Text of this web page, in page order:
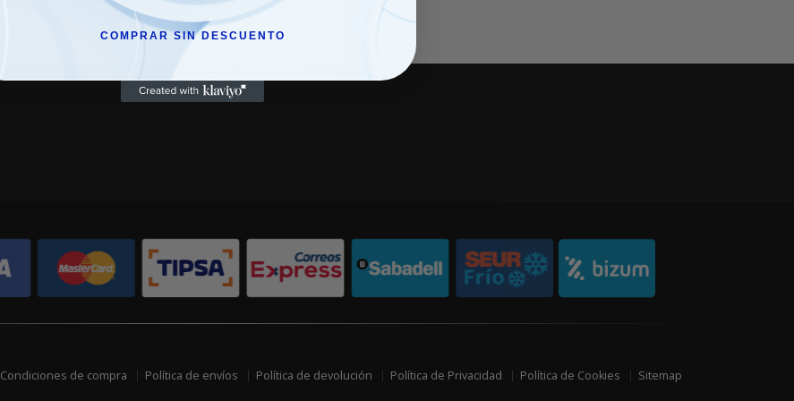
Condiciones de compra Política de envíos Política de devolución Política de Privacidad Política de Cookies Sitemap
COMPRAR SIN DESCUENTO